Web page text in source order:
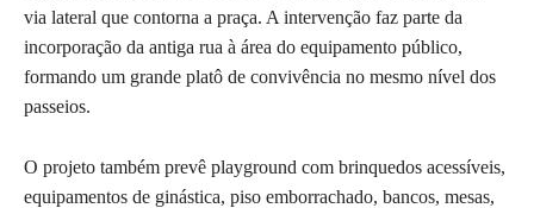
via lateral que contorna a praça. A intervenção faz parte da
incorporação da antiga rua à área do equipamento público,
formando um grande platô de convivência no mesmo nível dos
passeios.
O projeto também prevê playground com brinquedos acessíveis,
equipamentos de ginástica, piso emborrachado, bancos, mesas,